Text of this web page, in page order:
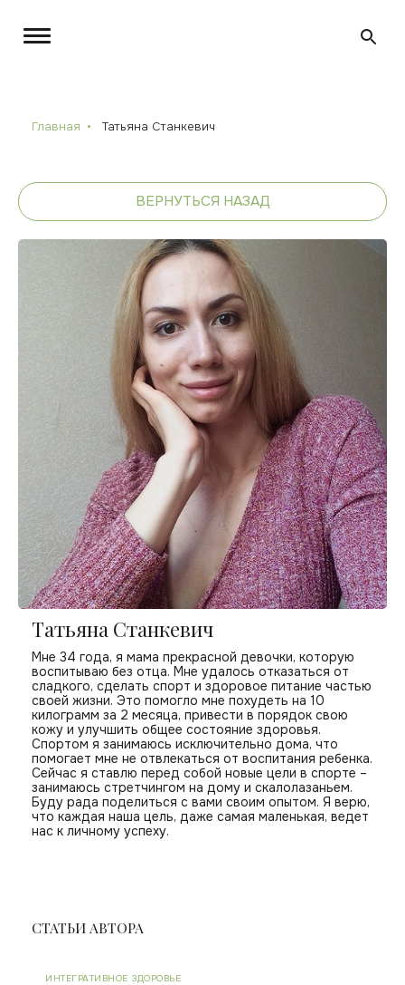
Главная Татьяна Станкевич
ВЕРНУТЬСЯ НАЗАД
Татьяна Станкевич
Мне 34 года, я мама прекрасной девочки, которую
воспитываю без отца. Мне удалось отказаться от
сладкого, сделать спорт и здоровое питание частью
своей жизни. Это помогло мне похудеть на 10
килограмм за 2 месяца, привести в порядок свою
кожу и улучшить общее состояние здоровья.
Спортом я занимаюсь исключительно дома, что
помогает мне не отвлекаться от воспитания ребенка.
Сейчас я ставлю перед собой новые цели в спорте –
занимаюсь стретчингом на дому и скалолазаньем.
Буду рада поделиться с вами своим опытом. Я верю,
что каждая наша цель, даже самая маленькая, ведет
нас к личному успеху.
СТАТЬИ АВТОРА
ИНТЕГРАТИВНОЕ ЗДОРОВЬЕ